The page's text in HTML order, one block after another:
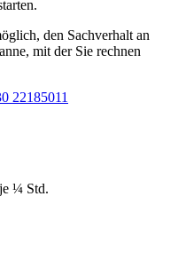
den Sachverhalt an
mit der Sie rechnen
22185011
¼ Std.